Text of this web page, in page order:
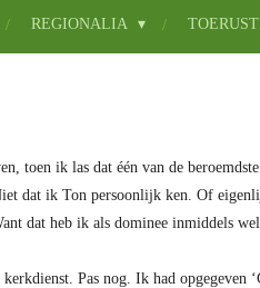
REGIONALIA
toen ik las dat één van de
dat ik Ton persoonlijk ken. Of
dat heb ik als dominee inmiddels
Pas nog. Ik had